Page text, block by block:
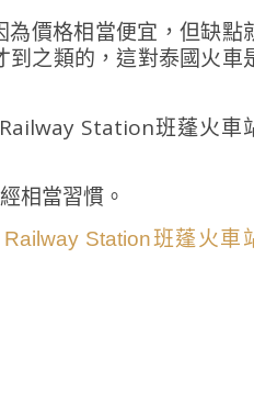
價格相當便宜，但缺點
到之類的，這對泰國火車
相當習慣。